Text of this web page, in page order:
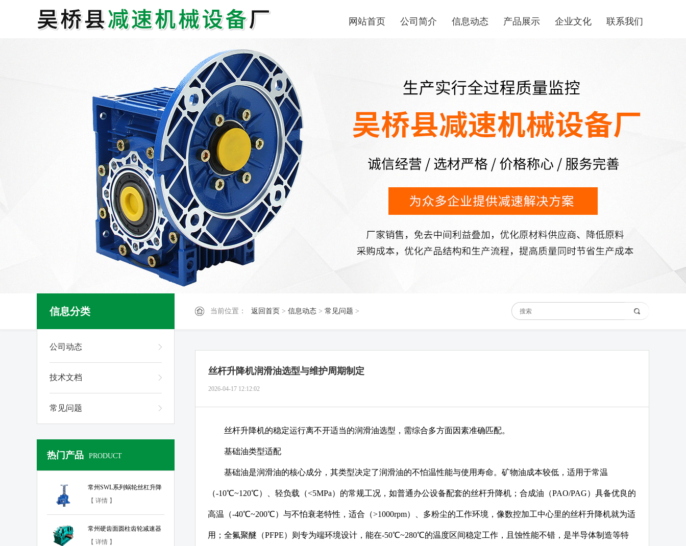
网站首页 公司简介 信息动态 产品展示 企业文化 联系我们
当前位置： 返回首页 > 信息动态 > 常见问题 >
信息分类
公司动态
技术文档
常见问题
热门产品 PRODUCT
常州SWL系列蜗轮丝杠升降
机【 详情 】
常州硬齿面圆柱齿轮减速器
【 详情 】
丝杆升降机润滑油选型与维护周期制定
2026-04-17 12:12:02
丝杆升降机的稳定运行离不开适当的润滑油选型，需综合多方面因素准确匹配。
基础油类型适配
基础油是润滑油的核心成分，其类型决定了润滑油的不怕温性能与使用寿命。矿物油成本较低，适用于常温
（-10℃~120℃）、轻负载（<5MPa）的常规工况，如普通办公设备配套的丝杆升降机；合成油（PAO/PAG）具备优良的
高温（-40℃~200℃）与不怕衰老特性，适合（>1000rpm）、多粉尘的工作环境，像数控加工中心里的丝杆升降机就为适
用；全氟聚醚（PFPE）则专为端环境设计，能在-50℃~280℃的温度区间稳定工作，且蚀性能不错，是半导体制造等特